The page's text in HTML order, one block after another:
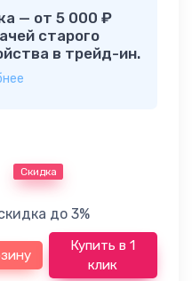
— от 5 000 ₽
старого
в трейд-ин.
Скидка
до 3%
Купить в 1
клик